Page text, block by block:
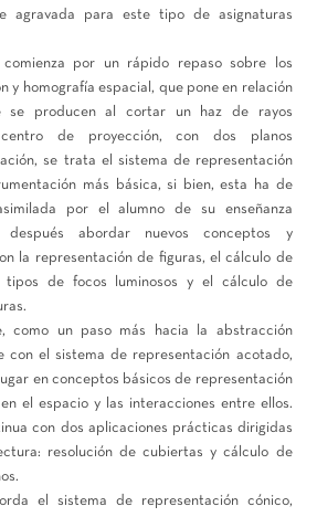
agravada para este tipo de asignaturas
por un rápido repaso sobre los
y homografía espacial, que pone en relación
se producen al cortar un haz de rayos
de proyección, con dos planos
se trata el sistema de representación
más básica, si bien, esta ha de
por el alumno de su enseñanza
después abordar nuevos conceptos y
la representación de figuras, el cálculo de
tipos de focos luminosos y el cálculo de
como un paso más hacia la abstracción
con el sistema de representación acotado,
en conceptos básicos de representación
el espacio y las interacciones entre ellos.
con dos aplicaciones prácticas dirigidas
resolución de cubiertas y cálculo de
el sistema de representación cónico,